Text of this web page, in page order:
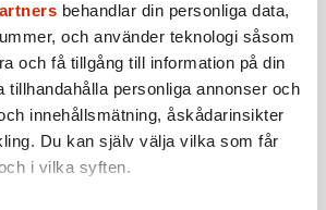
behandlar din personliga data,
och använder teknologi såsom
och få tillgång till information på din
tillhandahålla personliga annonser och
innehållsmätning, åskådarinsikter
Du kan själv välja vilka som får
i vilka syften.
Ja, AC är ett hot mot den
”Kommunisthögskolan” drömde
arbetarklass
om den lågbegåvade